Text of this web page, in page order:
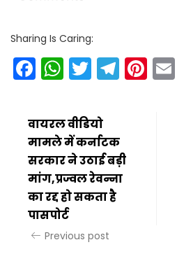
Sharing Is Caring:
Facebook
WhatsApp
Twitter
वायरल वीडियो
मामले में कर्नाटक
सरकार ने उठाई बड़ी
मांग,प्रज्वल रेवन्ना
का रद्द हो सकता है
पासपोर्ट
Previous post